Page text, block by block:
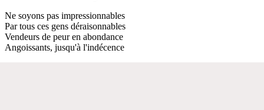
Ne soyons pas impressionnables
Par tous ces gens déraisonnables
Vendeurs de peur en abondance
Angoissants, jusqu'à l'indécence